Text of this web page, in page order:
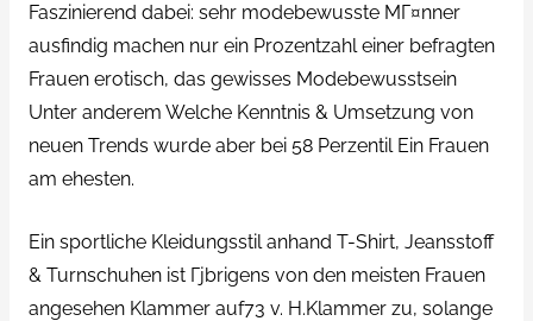
Faszinierend dabei: sehr modebewusste MГ¤nner
ausfindig machen nur ein Prozentzahl einer befragten
Frauen erotisch, das gewisses Modebewusstsein
Unter anderem Welche Kenntnis & Umsetzung von
neuen Trends wurde aber bei 58 Perzentil Ein Frauen
am ehesten.
Ein sportliche Kleidungsstil anhand T-Shirt, Jeansstoff
& Turnschuhen ist Гјbrigens von den meisten Frauen
angesehen Klammer auf73 v. H.Klammer zu, solange